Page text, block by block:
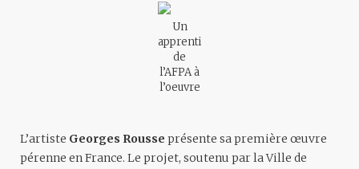
Un
apprenti
de
l’AFPA à
l’oeuvre
L’artiste Georges Rousse présente sa première œuvre
pérenne en France. Le projet, soutenu par la Ville de